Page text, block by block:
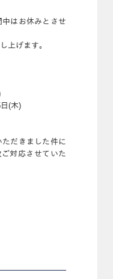
はお休みとさせ
上げます。
(木)
だきました件に
対応させていた